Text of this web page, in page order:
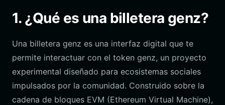
1. ¿Qué es una billetera genz?
Una billetera genz es una interfaz digital que te
permite interactuar con el token genz, un proyecto
experimental diseñado para ecosistemas sociales
impulsados por la comunidad. Construido sobre la
cadena de bloques EVM (Ethereum Virtual Machine),